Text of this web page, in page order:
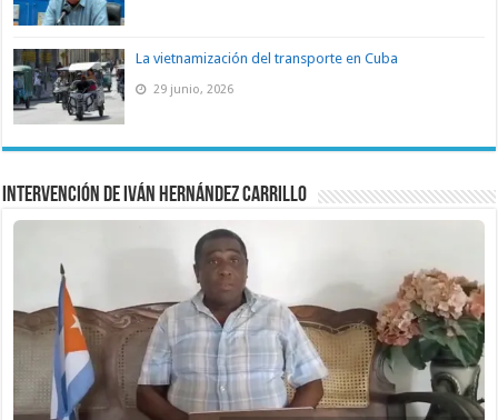
La vietnamización del transporte en Cuba
29 junio, 2026
Intervención de Iván Hernández Carrillo